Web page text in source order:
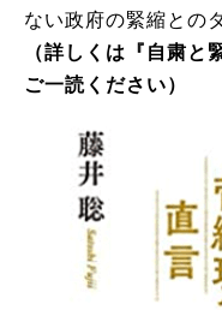
ない政府の緊縮との
（詳しくは『自粛と
ご一読ください）